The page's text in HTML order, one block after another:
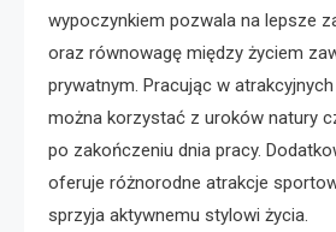
wypoczynkiem pozwala na lepsze
oraz równowagę między życiem
prywatnym. Pracując w
można korzystać z uroków natury
po zakończeniu dnia pracy.
oferuje różnorodne atrakcje
sprzyja aktywnemu stylowi życia.